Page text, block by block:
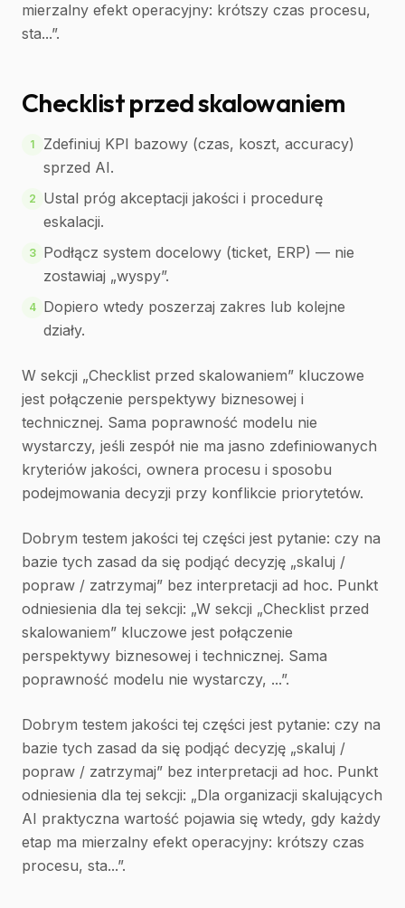
mierzalny efekt operacyjny: krótszy czas procesu,
sta...”.
Checklist przed skalowaniem
1
Zdefiniuj KPI bazowy (czas, koszt, accuracy)
sprzed AI.
2
Ustal próg akceptacji jakości i procedurę
eskalacji.
3 Podłącz system docelowy (ticket, ERP) — nie
zostawiaj „wyspy”.
4 Dopiero wtedy poszerzaj zakres lub kolejne
działy.
W sekcji „Checklist przed skalowaniem” kluczowe
jest połączenie perspektywy biznesowej i
technicznej. Sama poprawność modelu nie
wystarczy, jeśli zespół nie ma jasno zdefiniowanych
kryteriów jakości, ownera procesu i sposobu
podejmowania decyzji przy konflikcie priorytetów.
Dobrym testem jakości tej części jest pytanie: czy na
bazie tych zasad da się podjąć decyzję „skaluj /
popraw / zatrzymaj” bez interpretacji ad hoc. Punkt
odniesienia dla tej sekcji: „W sekcji „Checklist przed
skalowaniem” kluczowe jest połączenie
perspektywy biznesowej i technicznej. Sama
poprawność modelu nie wystarczy, ...”.
Dobrym testem jakości tej części jest pytanie: czy na
bazie tych zasad da się podjąć decyzję „skaluj /
popraw / zatrzymaj” bez interpretacji ad hoc. Punkt
odniesienia dla tej sekcji: „Dla organizacji skalujących
AI praktyczna wartość pojawia się wtedy, gdy każdy
etap ma mierzalny efekt operacyjny: krótszy czas
procesu, sta...”.